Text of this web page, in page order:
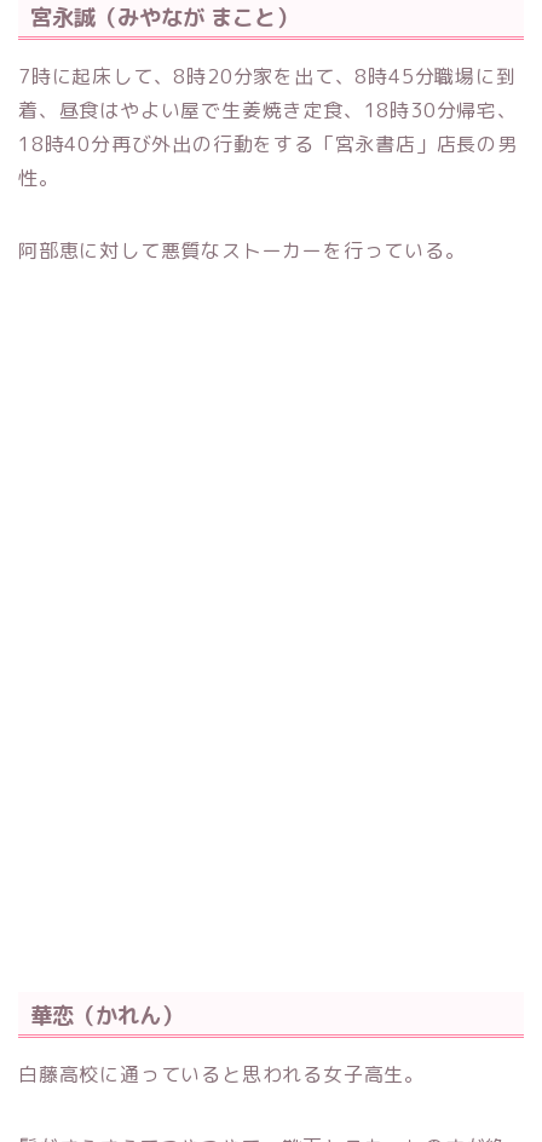
宮永誠（みやなが まこと）
7時に起床して、8時20分家を出て、8時45分職場に到
着、昼食はやよい屋で生姜焼き定食、18時30分帰宅、
18時40分再び外出の行動をする「宮永書店」店長の男
性。
阿部恵に対して悪質なストーカーを行っている。
華恋（かれん）
白藤高校に通っていると思われる女子高生。